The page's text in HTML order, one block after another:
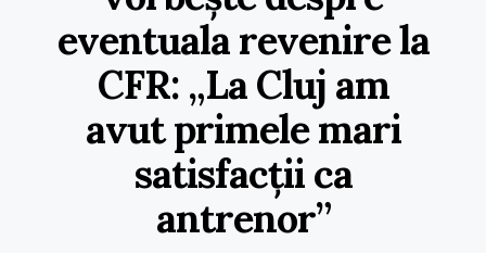
eventuala revenire la
CFR: „La Cluj am
avut primele mari
satisfacții ca
antrenor”